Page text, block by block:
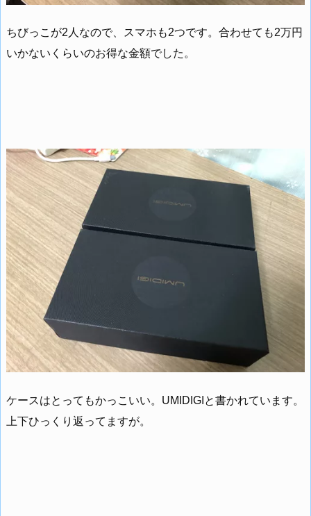
ちびっこが2人なので、スマホも2つです。合わせても2万円
いかないくらいのお得な金額でした。
ケースはとってもかっこいい。UMIDIGIと書かれています。
上下ひっくり返ってますが。